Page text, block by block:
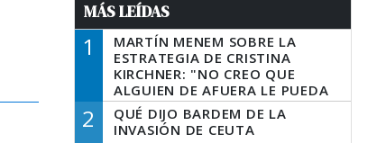
MÁS LEÍDAS
1
MARTÍN MENEM SOBRE LA
ESTRATEGIA DE CRISTINA
KIRCHNER: "NO CREO QUE
ALGUIEN DE AFUERA LE PUEDA
DECIR A LA JUSTICIA LO QUE
TIENE QUE HACER"
2
QUÉ DIJO BARDEM DE LA
INVASIÓN DE CEUTA